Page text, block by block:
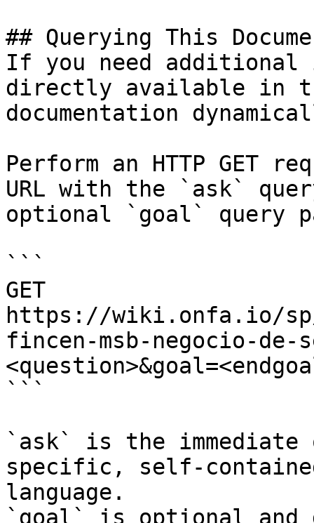
## Querying This
If you need
directly available in
documentation
Perform an HTTP GET
URL with the `ask`
optional `goal` query
```
GET
https://wiki.onfa.io/
fincen-msb-negocio-de-
```
`ask` is the
specific, self-
language.
`goal` is optional and